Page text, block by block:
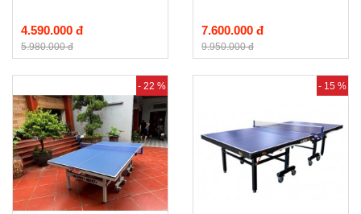
4.590.000 đ
5.980.000 đ
7.600.000 đ
9.950.000 đ
- 22 % - 15 %